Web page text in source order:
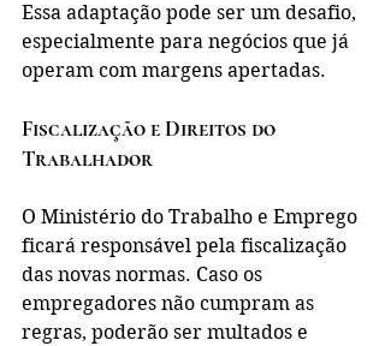
Essa adaptação pode ser um desafio,
especialmente para negócios que já
operam com margens apertadas.
Fiscalização e Direitos do
Trabalhador
O Ministério do Trabalho e Emprego
ficará responsável pela fiscalização
das novas normas. Caso os
empregadores não cumpram as
regras, poderão ser multados e